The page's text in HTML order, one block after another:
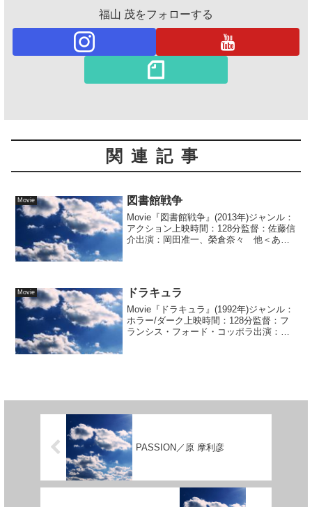
福山 茂をフォローする
関連記事
Movie 図書館戦争
Movie『図書館戦争』(2013年)ジャンル：
アクション上映時間：128分監督：佐藤信
介出演：岡田准一、榮倉奈々 他＜あら
Movie ドラキュラ
Movie『ドラキュラ』(1992年)ジャンル：
ホラー/ダーク上映時間：128分監督：フ
ランシス・フォード・コッポラ出演：ゲ
PASSION／原 摩利彦